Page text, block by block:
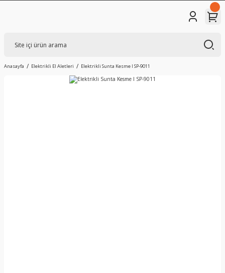
Anasayfa Elektrikli El Aletleri Elektrikli Sunta Kesme I SP-9011